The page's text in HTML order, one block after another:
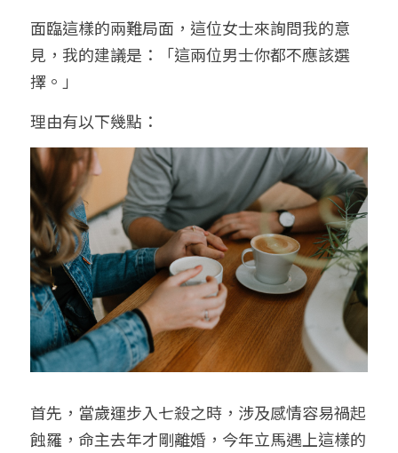
面臨這樣的兩難局面，這位女士來詢問我的意
見，我的建議是：「這兩位男士你都不應該選
擇。」
理由有以下幾點：
首先，當歲運步入七殺之時，涉及感情容易禍起
蝕羅，命主去年才剛離婚，今年立馬遇上這樣的